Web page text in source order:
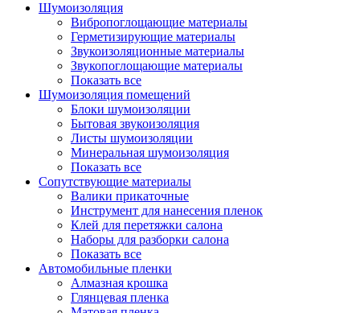
Шумоизоляция
Вибропоглощающие материалы
Герметизирующие материалы
Звукоизоляционные материалы
Звукопоглощающие материалы
Показать все
Шумоизоляция помещений
Блоки шумоизоляции
Бытовая звукоизоляция
Листы шумоизоляции
Минеральная шумоизоляция
Показать все
Сопутствующие материалы
Валики прикаточные
Инструмент для нанесения пленок
Клей для перетяжки салона
Наборы для разборки салона
Показать все
Автомобильные пленки
Алмазная крошка
Глянцевая пленка